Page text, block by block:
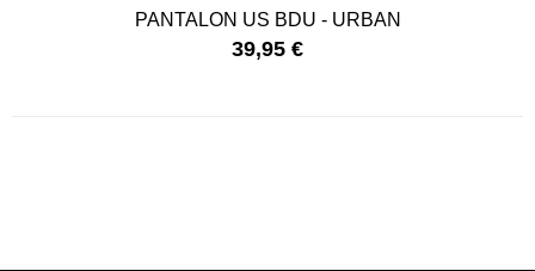
PANTALON US BDU - URBAN
39,95 €